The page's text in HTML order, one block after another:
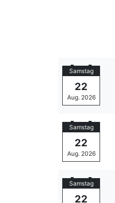
Samstag
22
Aug. 2026
Samstag
22
Aug. 2026
Samstag
22